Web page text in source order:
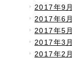
2017年9
2017年6
2017年5
2017年3
2017年2